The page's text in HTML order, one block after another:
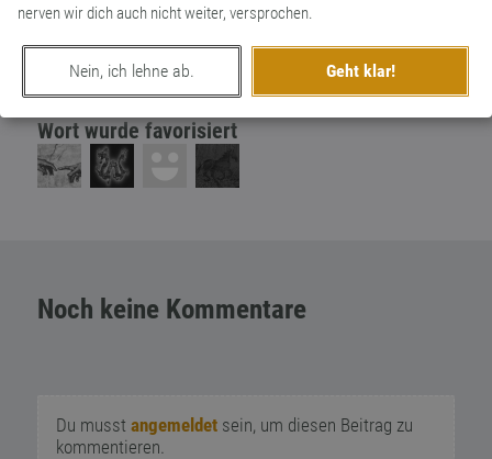
nerven wir dich auch nicht weiter, versprochen.
Nein, ich lehne ab. Geht klar!
erschaffen voneranger
Wort wurde favorisiert
Noch keine Kommentare
Du musst angemeldetsein, um diesen Beitrag zu
kommentieren.